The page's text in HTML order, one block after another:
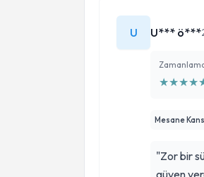
U U*** ö***
★★★★
Mesane
"Zor bir
güven